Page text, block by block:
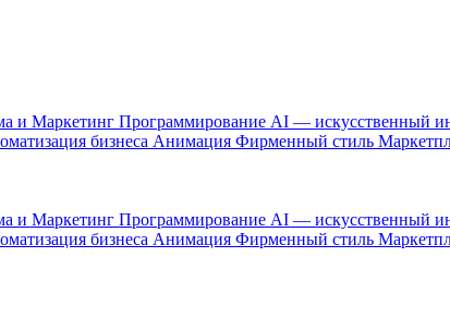
и Маркетинг Программирование AI — искусственный
бизнеса Анимация Фирменный стиль
и Маркетинг Программирование AI — искусственный
бизнеса Анимация Фирменный стиль